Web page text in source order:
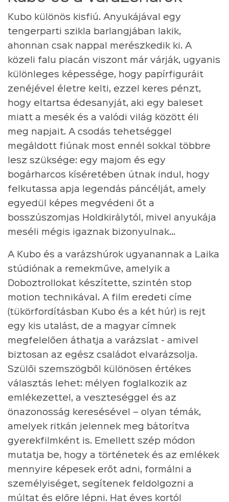
Kubo különös kisfiú. Anyukájával egy
tengerparti szikla barlangjában lakik,
ahonnan csak nappal merészkedik ki. A
közeli falu piacán viszont már várják, ugyanis
különleges képessége, hogy papírfiguráit
zenéjével életre kelti, ezzel keres pénzt,
hogy eltartsa édesanyját, aki egy baleset
miatt a mesék és a valódi világ között éli
meg napjait. A csodás tehetséggel
megáldott fiúnak most ennél sokkal többre
lesz szüksége: egy majom és egy
bogárharcos kíséretében útnak indul, hogy
felkutassa apja legendás páncélját, amely
egyedül képes megvédeni őt a
bosszúszomjas Holdkirálytól, mivel anyukája
meséli mégis igaznak bizonyulnak...
A Kubo és a varázshúrok ugyanannak a Laika
stúdiónak a remekműve, amelyik a
Doboztrollokat készítette, szintén stop
motion technikával. A film eredeti címe
(tükörfordításban Kubo és a két húr) is rejt
egy kis utalást, de a magyar címnek
megfelelően áthatja a varázslat - amivel
biztosan az egész családot elvarázsolja.
Szülői szemszögből különösen értékes
választás lehet: mélyen foglalkozik az
emlékezettel, a veszteséggel és az
önazonosság keresésével – olyan témák,
amelyek ritkán jelennek meg bátorítva
gyerekfilmként is. Emellett szép módon
mutatja be, hogy a történetek és az emlékek
mennyire képesek erőt adni, formálni a
személyiséget, segítenek feldolgozni a
múltat és előre lépni. Hat éves kortól